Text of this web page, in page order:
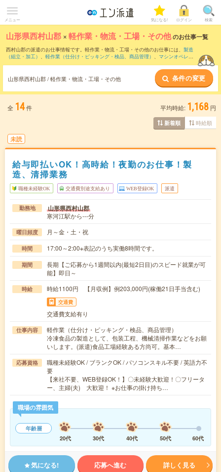
メニュー 気になる! ログイン 検索
山形県西村山郡 ×軽作業・物流・工場・その他のお仕事一覧
西村山郡の派遣のお仕事情報です。軽作業・物流・工場・その他のお仕事には、 製造
（組立・加工） 、 軽作業（仕分け・ピッキング・検品、商品管理） 、 マシンオペレー
山形県西村山郡 / 軽作業・物流・工場・その他 条件の変更
全 14件 平均時給: 1,168 円
新着順 時給順
未読
給与即払いOK！高時給！夜勤のお仕事！製
造、清掃業務
職種未経験OK 交通費別途支給あり WEB登録OK 派遣
勤務地 山形県西村山郡
寒河江駅から---分
曜日頻度 月～金・土・祝
時間 17:00～2:00※表記のうち実働8時間です。
期間
長期【ご応募から1週間以内(最短2日目)のスピード就業が可
能】即日～
時給 時給1100円 【月収例】例203,000円(稼働21日手当含む)
交通費
交通費支給有り
仕事内容
軽作業（仕分け・ピッキング・検品、商品管理）
冷凍食品の製造として、包装工程、機械清掃作業などをお願
いします。(派遣)食品工場経験ある方尚可。基本…
応募資格
職種未経験OK / ブランクOK / パソコンスキル不要 / 英語力不
要
【来社不要、WEB登録OK！】〇未経験大歓迎！〇フリータ
ー、主婦(夫) 大歓迎！ ※お仕事の掛け持ち…
職場の雰囲気
年齢層
20代
30代 40代 50代 60代
気になる! 応募へ進む 詳しく見る